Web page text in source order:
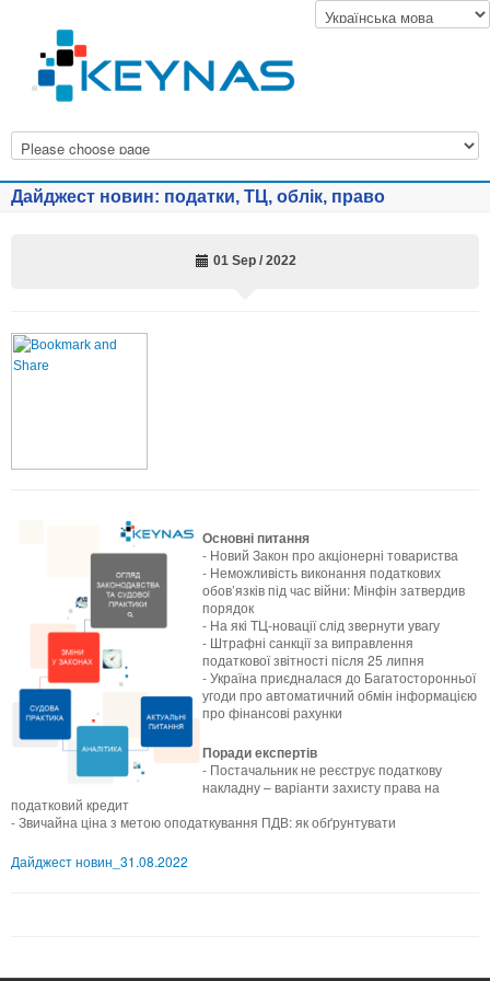
Дайджест новин: податки, ТЦ, облік, право
01 Sep / 2022
Основні питання
- Новий Закон про акціонерні товариства
- Неможливість виконання податкових
обов’язків під час війни: Мінфін затвердив
порядок
- На які ТЦ-новації слід звернути увагу
- Штрафні санкції за виправлення
податкової звітності після 25 липня
- Україна приєдналася до Багатосторонньої
угоди про автоматичний обмін інформацією
про фінансові рахунки
Поради експертів
- Постачальник не реєструє податкову
накладну – варіанти захисту права на
податковий кредит
- Звичайна ціна з метою оподаткування ПДВ: як обґрунтувати
Дайджест новин_31.08.2022